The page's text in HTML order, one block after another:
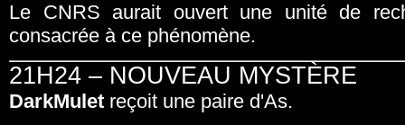
Le CNRS aurait ouvert une unité de
consacrée à ce phénomène.
21H24 – NOUVEAU MYSTÈRE
DarkMulet reçoit une paire d'As.